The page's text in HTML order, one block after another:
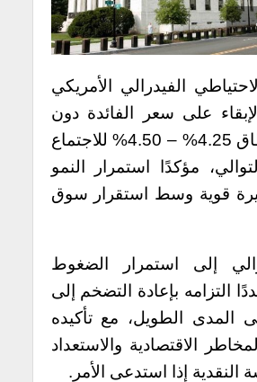
الفيدرالي الأمريكي
على سعر الفائدة دون
تغيير عند النطاق 4.25% – 4.50% للاجتماع
مؤكدًا استمرار النمو
قوية وسط استقرار سوق
إلى استمرار الضغوط
التزامه بإعادة التضخم إلى
على المدى الطويل، مع تأكيده
الاقتصادية والاستعداد
النقدية إذا استدعى الأمر.